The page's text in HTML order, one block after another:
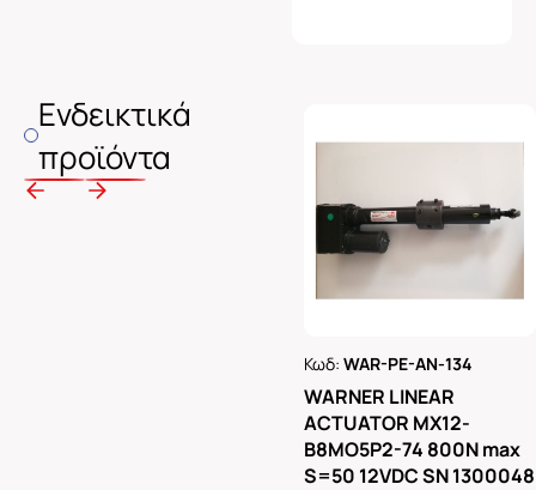
Ενδεικτικά
προϊόντα
Κωδ:WAR-PE-AN-134
WARNER LINEAR
ACTUATOR MX12-
B8MO5P2-74 800N max
S=50 12VDC SN 1300048